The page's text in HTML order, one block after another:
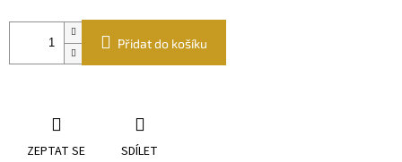
Přidat do košíku
ZEPTAT SE SDÍLET